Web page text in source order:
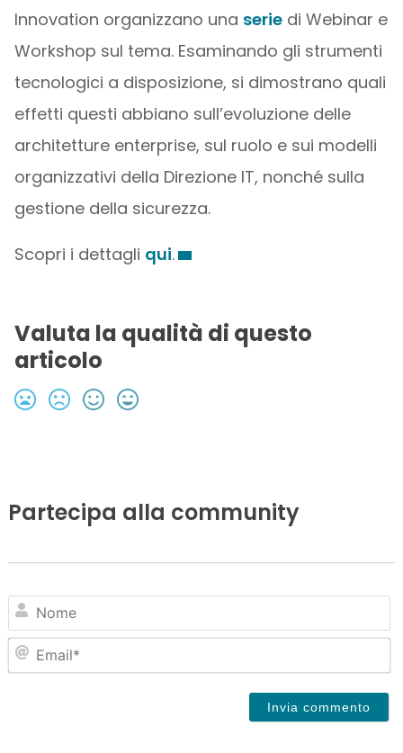
Innovation organizzano una seriedi Webinar e
Workshop sul tema. Esaminando gli strumenti
tecnologici a disposizione, si dimostrano quali
effetti questi abbiano sull’evoluzione delle
architetture enterprise, sul ruolo e sui modelli
organizzativi della Direzione IT, nonché sulla
gestione della sicurezza.
Scopri i dettagli qui.
Valuta la qualità di questo
articolo
Partecipa alla community